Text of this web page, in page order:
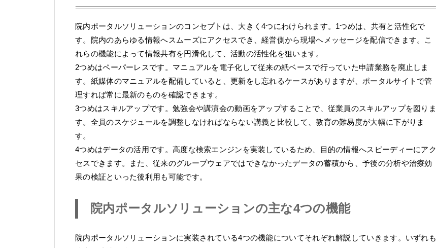
院内ポータルソリューションのコンセプトは、大きく4つにわけられます。1つめは、共有と活性化で
す。院内のあらゆる情報へスムーズにアクセスでき、経営側から現場へメッセージを配信できます。こ
れらの機能によって情報共有を円滑化して、活動の活性化を狙います。
2つめはペーパーレスです。マニュアルを電子化して従来の紙ベースで行っていた申請業務を廃止しま
す。紙媒体のマニュアルを配備していると、更新をし忘れるケースがありますが、ポータルサイトで管
理すれば常に最新のものを確認できます。
3つめはスキルアップです。勉強会や講演会の動画をアップすることで、従業員のスキルアップを図りま
す。全員のスケジュールを調整しなければならない講義と比較して、教育の難易度が大幅に下がりま
す。
4つめはデータの活用です。高度な検索エンジンを実装しているため、目的の情報へスピーディーにアク
セスできます。また、従来のグループウェアではできなかったデータの蓄積から、予後の分析や治療効
果の検証といった後利用も可能です。
院内ポータルソリューションの主な4つの機能
院内ポータルソリューションに実装されている4つの機能についてそれぞれ解説していきます。いずれも